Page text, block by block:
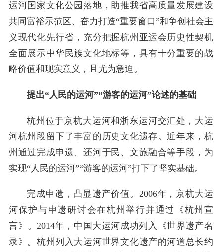
运河国家文化公园落地，助推我省高质量发展建设
共同富裕示范区、奋力打造“重要窗口”和争创社会主
义现代化先行省，充分把握杭州亚运会历史性契机
全面展示中华民族文化地标等，具有十分重要的战
略价值和现实意义，且尤为急迫。
提出“人民的运河”“游客的运河”论述的基础
杭州位于京杭大运河和浙东运河交汇处，大运
河杭州段留下了丰富的历史文化遗存。近年来，杭
州通过完成申遗、还河于民、文旅融合等手段，为
实现“人民的运河”“游客的运河”打下了坚实基础。
完成申遗，凸显遗产价值。2006年，京杭大运
河保护与申遗研讨会在杭州举行并通过《杭州宣
言》。2014年，中国大运河成功列入《世界遗产名
录》。杭州列入大运河世界文化遗产的河道总长约